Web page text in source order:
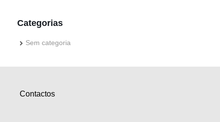
Categorias
Sem categoria
Contactos